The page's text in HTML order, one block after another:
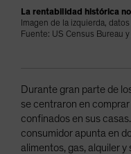
La rentabilidad histórica
Imagen de la izquierda,
Fuente: US Census Bureau
Durante gran parte de
se centraron en
confinados en sus
consumidor apunta en
alimentos, gas, alquiler